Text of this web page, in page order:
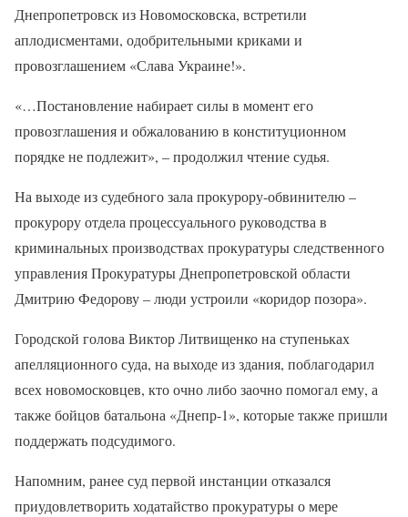
Днепропетровск из Новомосковска, встретили
аплодисментами, одобрительными криками и
провозглашением «Слава Украине!».
«…Постановление набирает силы в момент его
провозглашения и обжалованию в конституционном
порядке не подлежит», – продолжил чтение судья.
На выходе из судебного зала прокурору-обвинителю –
прокурору отдела процессуального руководства в
криминальных производствах прокуратуры следственного
управления Прокуратуры Днепропетровской области
Дмитрию Федорову – люди устроили «коридор позора».
Городской голова Виктор Литвищенко на ступеньках
апелляционного суда, на выходе из здания, поблагодарил
всех новомосковцев, кто очно либо заочно помогал ему, а
также бойцов батальона «Днепр-1», которые также пришли
поддержать подсудимого.
Напомним, ранее суд первой инстанции отказался
приудовлетворить ходатайство прокуратуры о мере